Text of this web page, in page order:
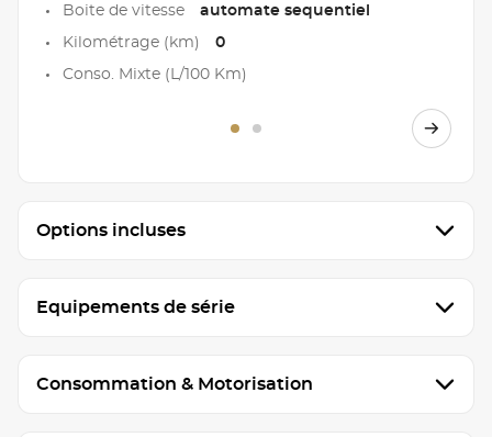
Boite de vitesse automate sequentiel
Kilométrage (km) 0
Conso. Mixte (L/100 Km)
Options incluses
Equipements de série
Consommation & Motorisation